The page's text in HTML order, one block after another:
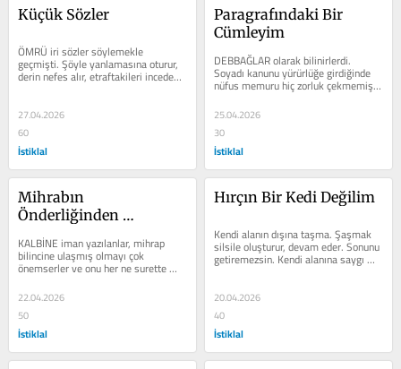
Küçük Sözler
ÖMRÜ iri sözler söylemekle
geçmişti. Şöyle yanlamasına oturur,
derin nefes alır, etraftakileri inceden
inceye süzer, beklentiyi...
27.04.2026
60
İstiklal
Paragrafındaki Bir
Cümleyim
DEBBAĞLAR olarak bilinirlerdi.
Soyadı kanunu yürürlüğe girdiğinde
nüfus memuru hiç zorluk çekmemişti.
Debbağlar yazıvermişti. Artık...
25.04.2026
30
İstiklal
Mihrabın
Önderliğinden
KALBİNE iman yazılanlar, mihrap
bilincine ulaşmış olmayı çok
önemserler ve onu her ne surette
22.04.2026
50
İstiklal
Hırçın Bir Kedi Değilim
Kendi alanın dışına taşma. Şaşmak
silsile oluşturur, devam eder. Sonunu
getiremezsin. Kendi alanına saygı
göstermen başkalarının...
20.04.2026
40
İstiklal